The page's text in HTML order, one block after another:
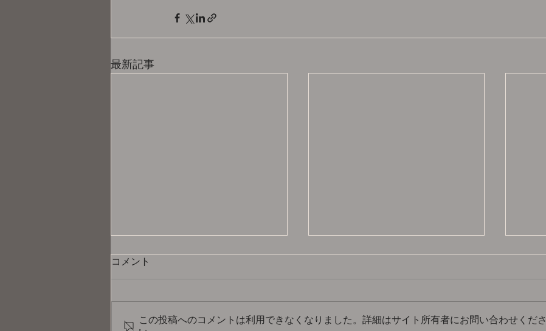
最新記事
コメント
この投稿へのコメントは利用できなくなりました。詳細はサイト所有者にお問い合わせくださ